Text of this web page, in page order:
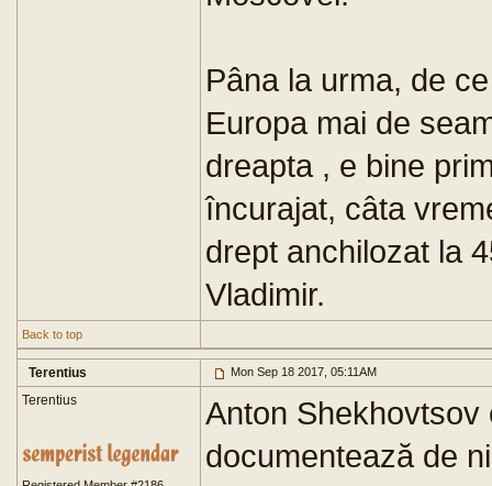
Pâna la urma, de
Europa mai de
dreapta , e bine
încurajat, câta
drept anchilozat la
Vladimir.
Back to top
Terentius Mon Sep 18 2017, 05:11AM
Terentius
Anton
documentează de